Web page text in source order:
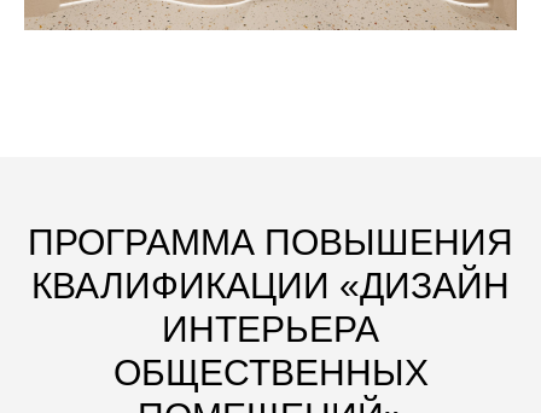
ПРОГРАММА ПОВЫШЕНИЯ
КВАЛИФИКАЦИИ «ДИЗАЙН
ИНТЕРЬЕРА
ОБЩЕСТВЕННЫХ